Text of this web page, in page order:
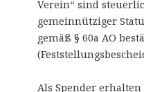
Verein“ sind
gemeinnütziger
gemäß § 60a AO
Als Spender